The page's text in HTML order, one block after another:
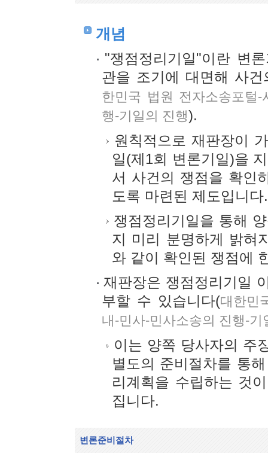
개념
"쟁점정리기일"이란 변
관을 조기에 대면해 사
한민국 법원 전자소송포털-
행-기일의 진행).
원칙적으로 재판장이
일(제1회 변론기일)을
서 사건의 쟁점을 확인
도록 마련된 제도입니다.
쟁점정리기일을 통해
지 미리 분명하게 밝혀
와 같이 확인된 쟁점에
재판장은 쟁점정리기일
부할 수 있습니다(대한민
내-민사-민사소송의 진행-기
이는 양쪽 당사자의 주
별도의 준비절차를 통
리계획을 수립하는 것
집니다.
변론준비절차